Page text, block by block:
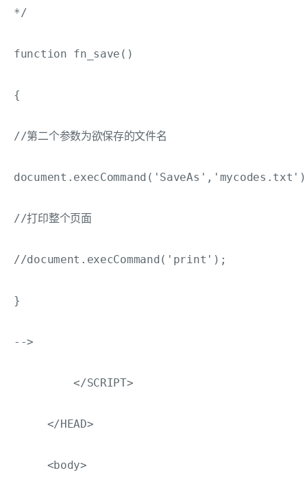
*/
function fn_save()
{
//第二个参数为欲保存的文件名
//打印整个页面
//document.execCommand('print');
}
-->
         </SCRIPT>
     </HEAD>
     <body>